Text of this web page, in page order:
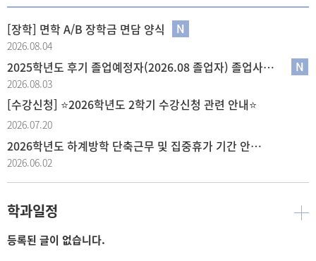
[장학] 면학 A/B 장학금 면담 양식
2026.08.04
2025학년도 후기 졸업예정자(2026.08 졸업자) 졸업사정 결과 및 학위취득유예·재수 신청 안내
2026.08.03
[수강신청] ⭐2026학년도 2학기 수강신청 관련 안내⭐
2026.07.20
2026학년도 하계방학 단축근무 및 집중휴가 기간 안내 (2026.06.29.~8.21.)
2026.06.02
학과일정
등록된 글이 없습니다.